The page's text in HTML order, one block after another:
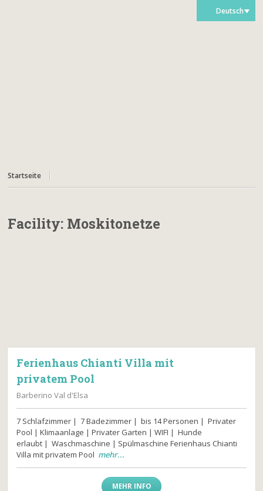
Deutsch
Startseite
Facility: Moskitonetze
Ferienhaus Chianti Villa mit
privatem Pool
Barberino Val d'Elsa
7 Schlafzimmer | 7 Badezimmer | bis 14 Personen | Privater
Pool | Klimaanlage | Privater Garten | WIFI | Hunde
erlaubt | Waschmaschine | Spülmaschine Ferienhaus Chianti
Villa mit privatem Pool mehr...
MEHR INFO